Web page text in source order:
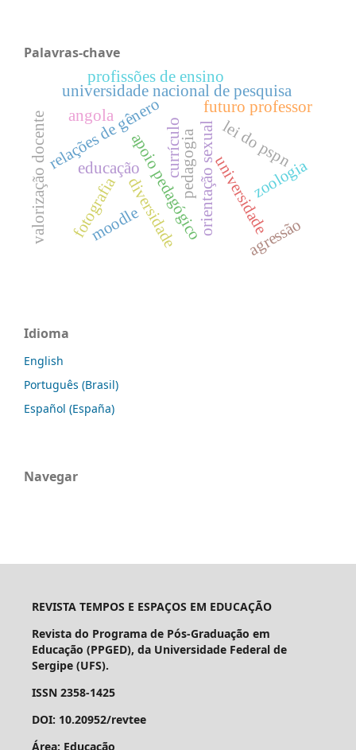
Palavras-chave
educação
diversidade orientação sexual
relações de gênero
universidade
universidade nacional de pesquisa
apoio pedagógico
profissões de ensino
currículo
zoologia
valorização docente lei do pspn
fotografia
angola
moodle agressão
pedagogia
futuro professor
Idioma
English
Português (Brasil)
Español (España)
Navegar
REVISTA TEMPOS E ESPAÇOS EM EDUCAÇÃO
Revista do Programa de Pós-Graduação em
Educação (PPGED), da Universidade Federal de
Sergipe (UFS).
ISSN 2358-1425
DOI: 10.20952/revtee
Área: Educação